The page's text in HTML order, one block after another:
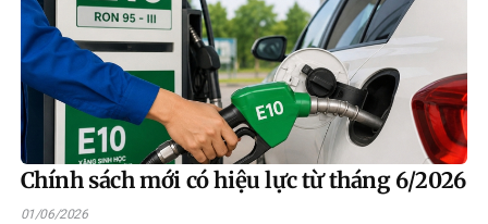
Chính sách mới có hiệu lực từ tháng 6/2026
01/06/2026